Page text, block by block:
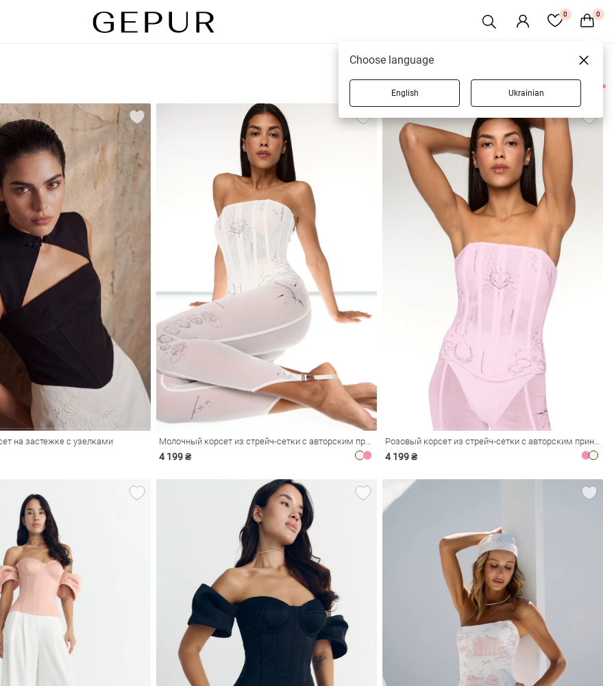
0 0
58 товаров
на застежке с узелками Молочный корсет из стрейч-сетки с авторским принтом
4 199 ₴
Розовый корсет из стрейч-сетки с авторским принтом
4 199 ₴
Choose language
English Ukrainian